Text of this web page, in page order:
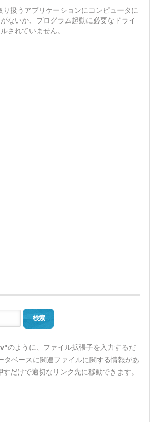
り扱うアプリケーションにコンピュータに
ないか、プログラム起動に必要なドライ
されていません。
検索
のように、ファイル拡張子を入力するだ
タベースに関連ファイルに関する情報があ
だけで適切なリンク先に移動できます。